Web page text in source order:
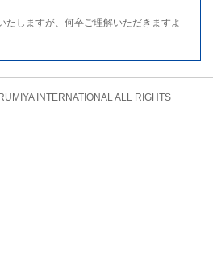
たしますが、何卒ご理解いただきますよ